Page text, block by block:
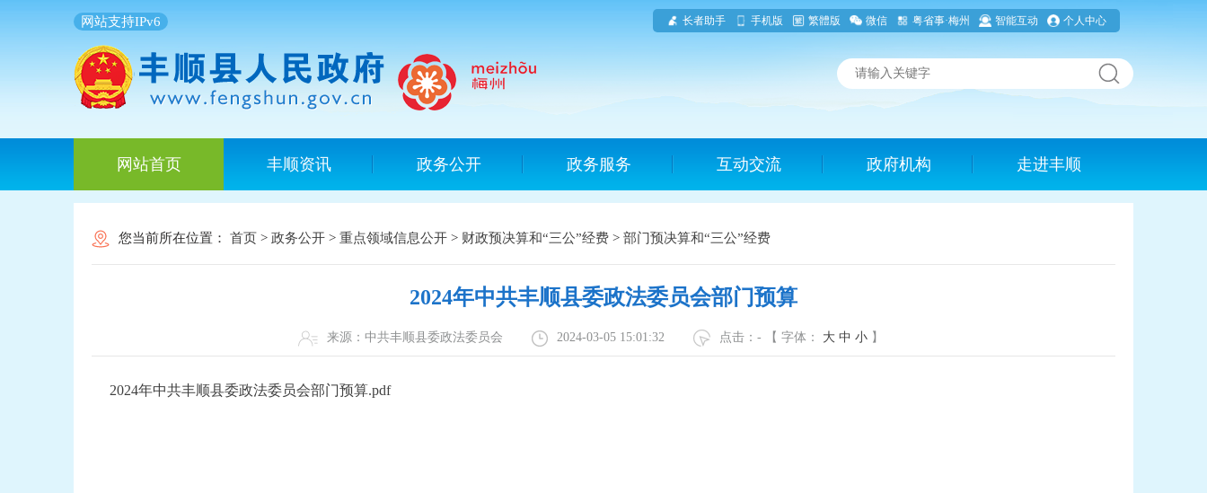
网站支持IPv6 长者助手 手机版 繁體版 微信 粤省事·梅州 智能互动 个人中心
网站首页 丰顺资讯 政务公开 政务服务 互动交流 政府机构 走进丰顺
您当前所在位置： 首页 > 政务公开 > 重点领域信息公开 > 财政预决算和“三公”经费 > 部门预决算和“三公”经费
2024年中共丰顺县委政法委员会部门预算
来源：中共丰顺县委政法委员会 2024-03-05 15:01:32 点击： - 【 字体： 大 中 小 】
2024年中共丰顺县委政法委员会部门预算.pdf